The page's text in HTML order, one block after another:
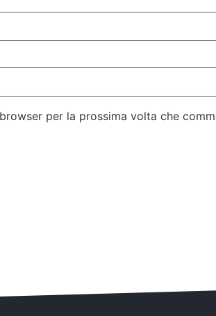
per la prossima volta che